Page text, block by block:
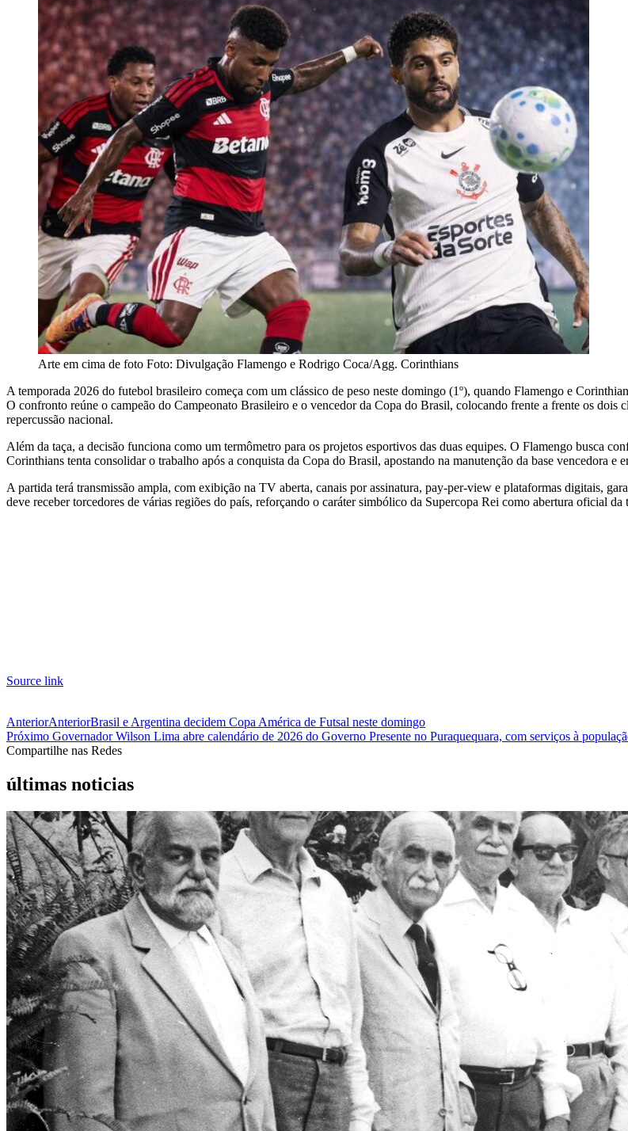
Arte em cima de foto Foto: Divulgação Flamengo e Rodrigo Coca/Agg. Corinthians
A temporada 2026 do futebol brasileiro começa com um clássico de peso neste domingo (1º), quando Flamengo e
O confronto reúne o campeão do Campeonato Brasileiro e o vencedor da Copa do Brasil, colocando frente a frente os dois
repercussão nacional.
Além da taça, a decisão funciona como um termômetro para os projetos esportivos das duas equipes. O Flamengo busca
Corinthians tenta consolidar o trabalho após a conquista da Copa do Brasil, apostando na manutenção da base vencedora e
A partida terá transmissão ampla, com exibição na TV aberta, canais por assinatura, pay-per-view e plataformas digitais,
deve receber torcedores de várias regiões do país, reforçando o caráter simbólico da Supercopa Rei como abertura oficial
Source link
AnteriorAnteriorBrasil e Argentina decidem Copa América de Futsal neste domingo
Próximo Governador Wilson Lima abre calendário de 2026 do Governo Presente no Puraquequara, com serviços à
Compartilhe nas Redes
últimas noticias